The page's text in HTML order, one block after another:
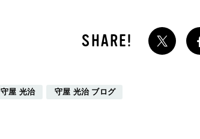
守屋 光治 守屋 光治 ブログ